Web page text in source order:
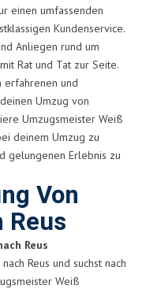
einen umfassenden
Kundenservice.
Anliegen rund um
Rat und Tat zur Seite.
erfahrenen und
Umzug von
Umzugsmeister Weiß
deinem Umzug zu
gelungenen Erlebnis zu
Von
Reus
Reus
Reus und suchst nach
Weiß